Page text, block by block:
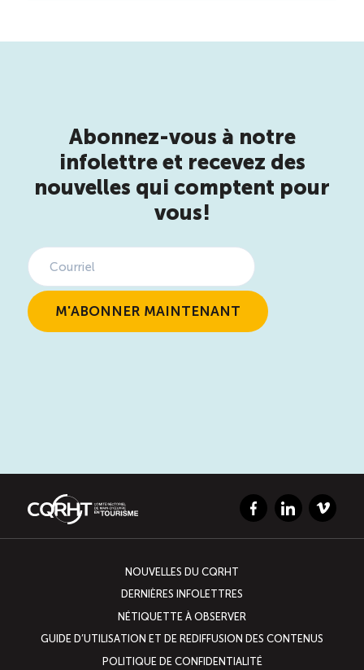
Abonnez-vous à notre
infolettre et recevez des
nouvelles qui comptent pour
vous!
FacebookLinkedInVimeo
NOUVELLES DU CQRHT
DERNIÈRES INFOLETTRES
NÉTIQUETTE À OBSERVER
GUIDE D’UTILISATION ET DE REDIFFUSION DES CONTENUS
POLITIQUE DE CONFIDENTIALITÉ